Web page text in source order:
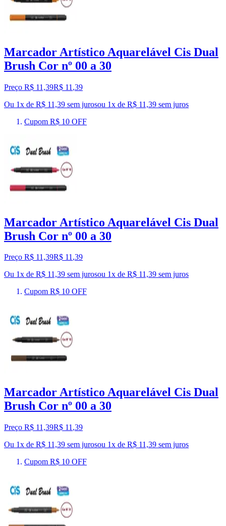
Marcador Artístico Aquarelável Cis Dual
Brush Cor nº 00 a 30
Preço R$ 11,39R$ 11 ,39
Ou 1x de R$ 11,39 sem jurosou 1x de R$ 11,39 sem juros
Cupom R$ 10 OFF
Marcador Artístico Aquarelável Cis Dual
Brush Cor nº 00 a 30
Preço R$ 11,39R$ 11,39
Ou 1x de R$ 11,39 sem jurosou 1x de R$ 11,39 sem juros
Cupom R$ 10 OFF
Marcador Artístico Aquarelável Cis Dual
Brush Cor nº 00 a 30
Preço R$ 11,39R$ 11 ,39
Ou 1x de R$ 11,39 sem jurosou 1x de R$ 11,39 sem juros
Cupom R$ 10 OFF